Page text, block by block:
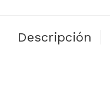
Descripción